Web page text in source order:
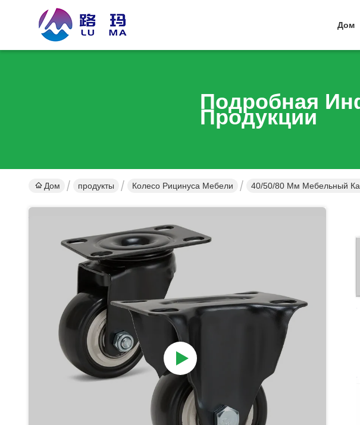
Дом
Подробная
Продукции
Дом продукты Колесо Рицинуса Мебели 40/50/80 Мм Мебельный